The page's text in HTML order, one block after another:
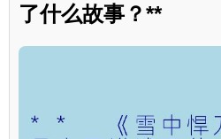
了什么故事？**